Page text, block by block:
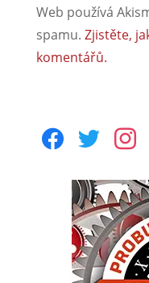
Web používá
spamu. Zjistěte,
komentářů.
facebooktwitter